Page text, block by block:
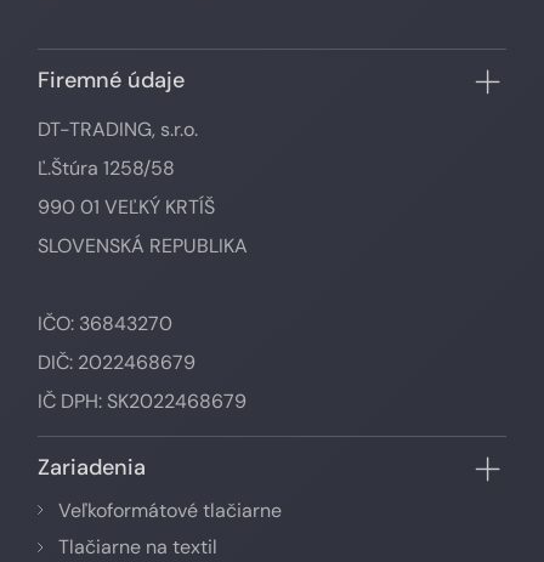
Firemné údaje
DT-TRADING, s.r.o.
Ľ.Štúra 1258/58
990 01 VEĽKÝ KRTÍŠ
SLOVENSKÁ REPUBLIKA
IČO: 36843270
DIČ: 2022468679
IČ DPH: SK2022468679
Zariadenia
Veľkoformátové tlačiarne
Tlačiarne na textil